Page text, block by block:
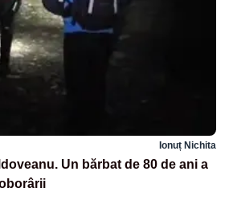
Ionuț Nichita
Un bărbat de 80 de ani a